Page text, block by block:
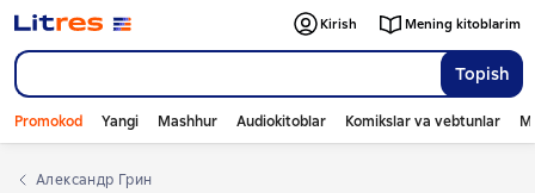
Topish
Kirish Mening kitoblarim
Promokod Yangi Mashhur Audiokitoblar Komikslar va vebtunlar
Александр Грин